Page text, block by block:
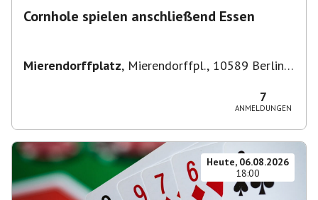
Cornhole spielen anschließend Essen
Mierendorffplatz, Mierendorffpl., 10589 Berlin-
7
ANMELDUNGEN
Heute, 06.08.2026
18:00